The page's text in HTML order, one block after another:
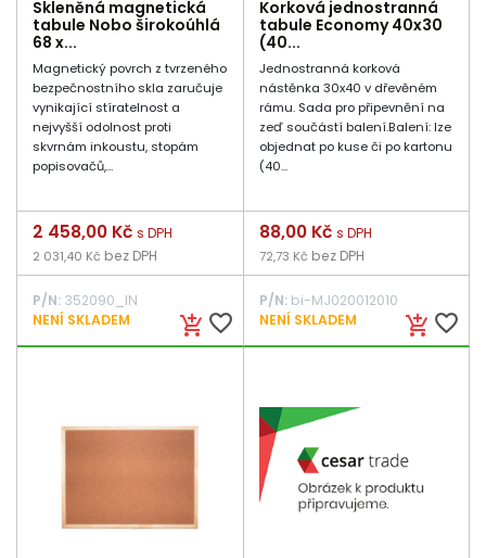
Skleněná magnetická
tabule Nobo širokoúhlá
68 x...
Magnetický povrch z tvrzeného
bezpečnostního skla zaručuje
vynikající stíratelnost a
nejvyšší odolnost proti
skvrnám inkoustu, stopám
popisovačů,...
add_shopping_cart favorite_border
Cena
2 458,00 Kč s DPH
2 031,40 Kč bez DPH
P/N: 352090_IN
NENÍ SKLADEM
Korková jednostranná
tabule Economy 40x30
(40...
Jednostranná korková
nástěnka 30x40 v dřevěném
rámu. Sada pro připevnění na
zeď součástí balení.Balení: lze
objednat po kuse či po kartonu
(40...
add_shopping_cart favorite_border
Cena
88,00 Kč s DPH
72,73 Kč bez DPH
P/N:bi-MJ020012010
NENÍ SKLADEM